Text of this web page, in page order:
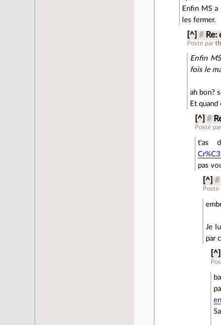
Enfin MS a
les fermer.
[^] # Re:
Posté par
Enfin
fois le
ah bon?
Et quand
[^] #
Posté
t'as
pas
[^] #
Posté
Je
par
[^]